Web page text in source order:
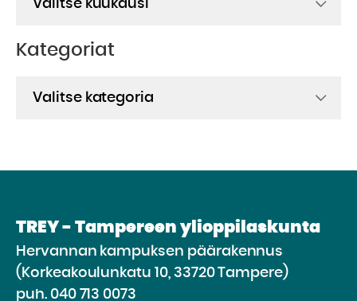
Kategoriat
TREY - Tampereen ylioppilaskunta
Hervannan kampuksen päärakennus
(Korkeakoulunkatu 10, 33720 Tampere)
puh. 040 713 0073